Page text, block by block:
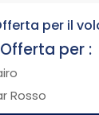
per il
per :
Rosso